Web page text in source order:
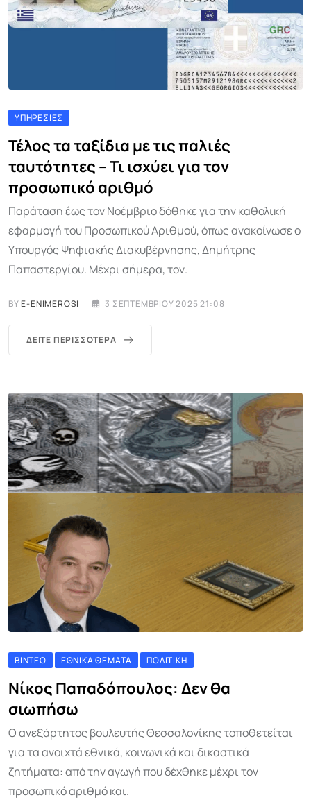
ΥΠΗΡΕΣΊΕΣ
Τέλος τα ταξίδια με τις παλιές
ταυτότητες – Τι ισχύει για τον
προσωπικό αριθμό
Παράταση έως τον Νοέμβριο δόθηκε για την καθολική
εφαρμογή του Προσωπικού Αριθμού, όπως ανακοίνωσε ο
Υπουργός Ψηφιακής Διακυβέρνησης, Δημήτρης
Παπαστεργίου. Μέχρι σήμερα, τον.
BYE-ENIMEROSI 3 ΣΕΠΤΕΜΒΡΊΟΥ 2025 21:08
ΔΕΊΤΕ ΠΕΡΙΣΣΌΤΕΡΑ
ΒΊΝΤΕΟ ΕΘΝΙΚΆ ΘΈΜΑΤΑ ΠΟΛΙΤΙΚΉ
Νίκος Παπαδόπουλος: Δεν θα
σιωπήσω
Ο ανεξάρτητος βουλευτής Θεσσαλονίκης τοποθετείται
για τα ανοιχτά εθνικά, κοινωνικά και δικαστικά
ζητήματα: από την αγωγή που δέχθηκε μέχρι τον
προσωπικό αριθμό και.